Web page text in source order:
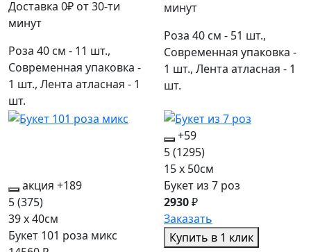
Доставка 0₽ от 30-ти
минут
Роза 40 см - 11 шт.,
Современная упаковка -
1 шт., Лента атласная - 1
шт.
минут
Роза 40 см - 51 шт.,
Современная упаковка -
1 шт., Лента атласная - 1
шт.
акция +189
5(375)
39 x 40см
Букет 101 роза микс
+59
5(1295)
15 x 50см
Букет из 7 роз
2930₽
Заказать
Купить в 1 клик